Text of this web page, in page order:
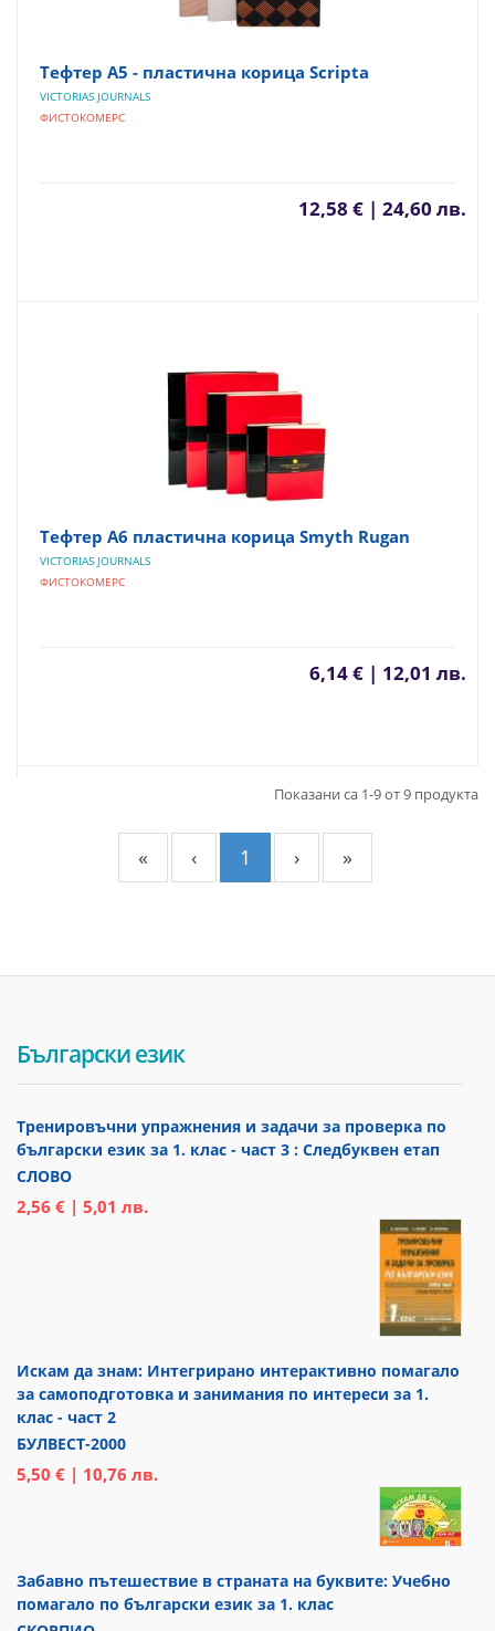
Тефтер А5 - пластична корица Scripta
VICTORIAS JOURNALS
ФИСТОКОМЕРС
12,58 € | 24,60 лв.
Тефтер А6 пластична корица Smyth Rugan
VICTORIAS JOURNALS
ФИСТОКОМЕРС
6,14 € | 12,01 лв.
Показани са 1-9 от 9 продукта
« ‹ 1 › »
Български език
Тренировъчни упражнения и задачи за проверка по
български език за 1. клас - част 3 : Следбуквен етап
СЛОВО
2,56 € | 5,01 лв.
Искам да знам: Интегрирано интерактивно помагало
за самоподготовка и занимания по интереси за 1.
клас - част 2
БУЛВЕСТ-2000
5,50 € | 10,76 лв.
Забавно пътешествие в страната на буквите: Учебно
помагало по български език за 1. клас